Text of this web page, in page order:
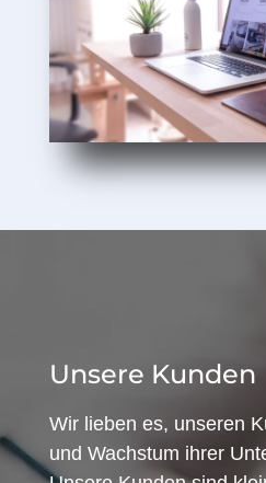
Unsere Kunden
Wir lieben es, unseren
und Wachstum ihrer